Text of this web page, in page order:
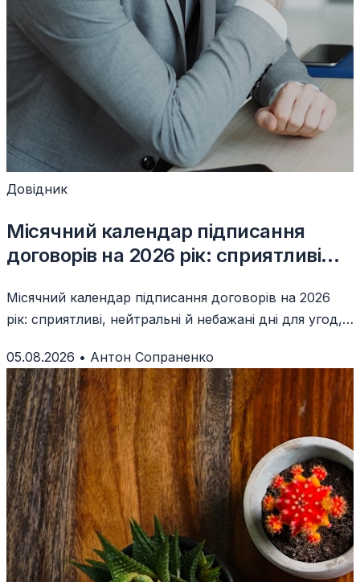
Довідник
Місячний календар підписання
договорів на 2026 рік: сприятливі
Місячний календар підписання договорів на 2026
рік: сприятливі, нейтральні й небажані дні для угод,
05.08.2026 • Антон Сопраненко